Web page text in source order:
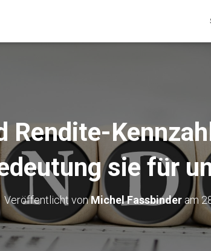
Rendite-
sie für
Veröffentlicht vonMichel Fassbinderam